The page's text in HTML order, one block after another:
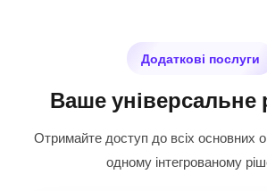
Додаткові послуги
Ваше універсальне
Отримайте доступ до всіх основних
одному інтегрованому